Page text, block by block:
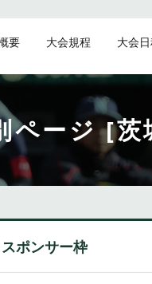
要 大会規程 大会
ページ [茨
スポンサー枠